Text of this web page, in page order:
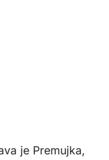
je Premujka,